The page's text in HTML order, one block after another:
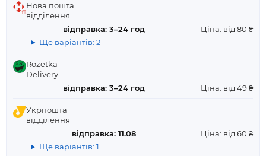
Нова пошта
відділення
відправка: 3–24 год
Ціна: від 80 ₴
Ще варіантів: 2
Rozetka
Delivery
відправка: 3–24 год
Ціна: від 49 ₴
Укрпошта
відділення
відправка: 11.08
Ціна: від 60 ₴
Ще варіантів: 1